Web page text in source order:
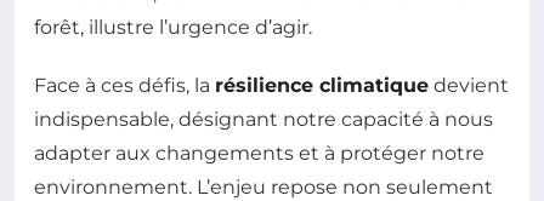
forêt, illustre l’urgence d’agir.
Face à ces défis, la résilience climatique devient
indispensable, désignant notre capacité à nous
adapter aux changements et à protéger notre
environnement. L’enjeu repose non seulement